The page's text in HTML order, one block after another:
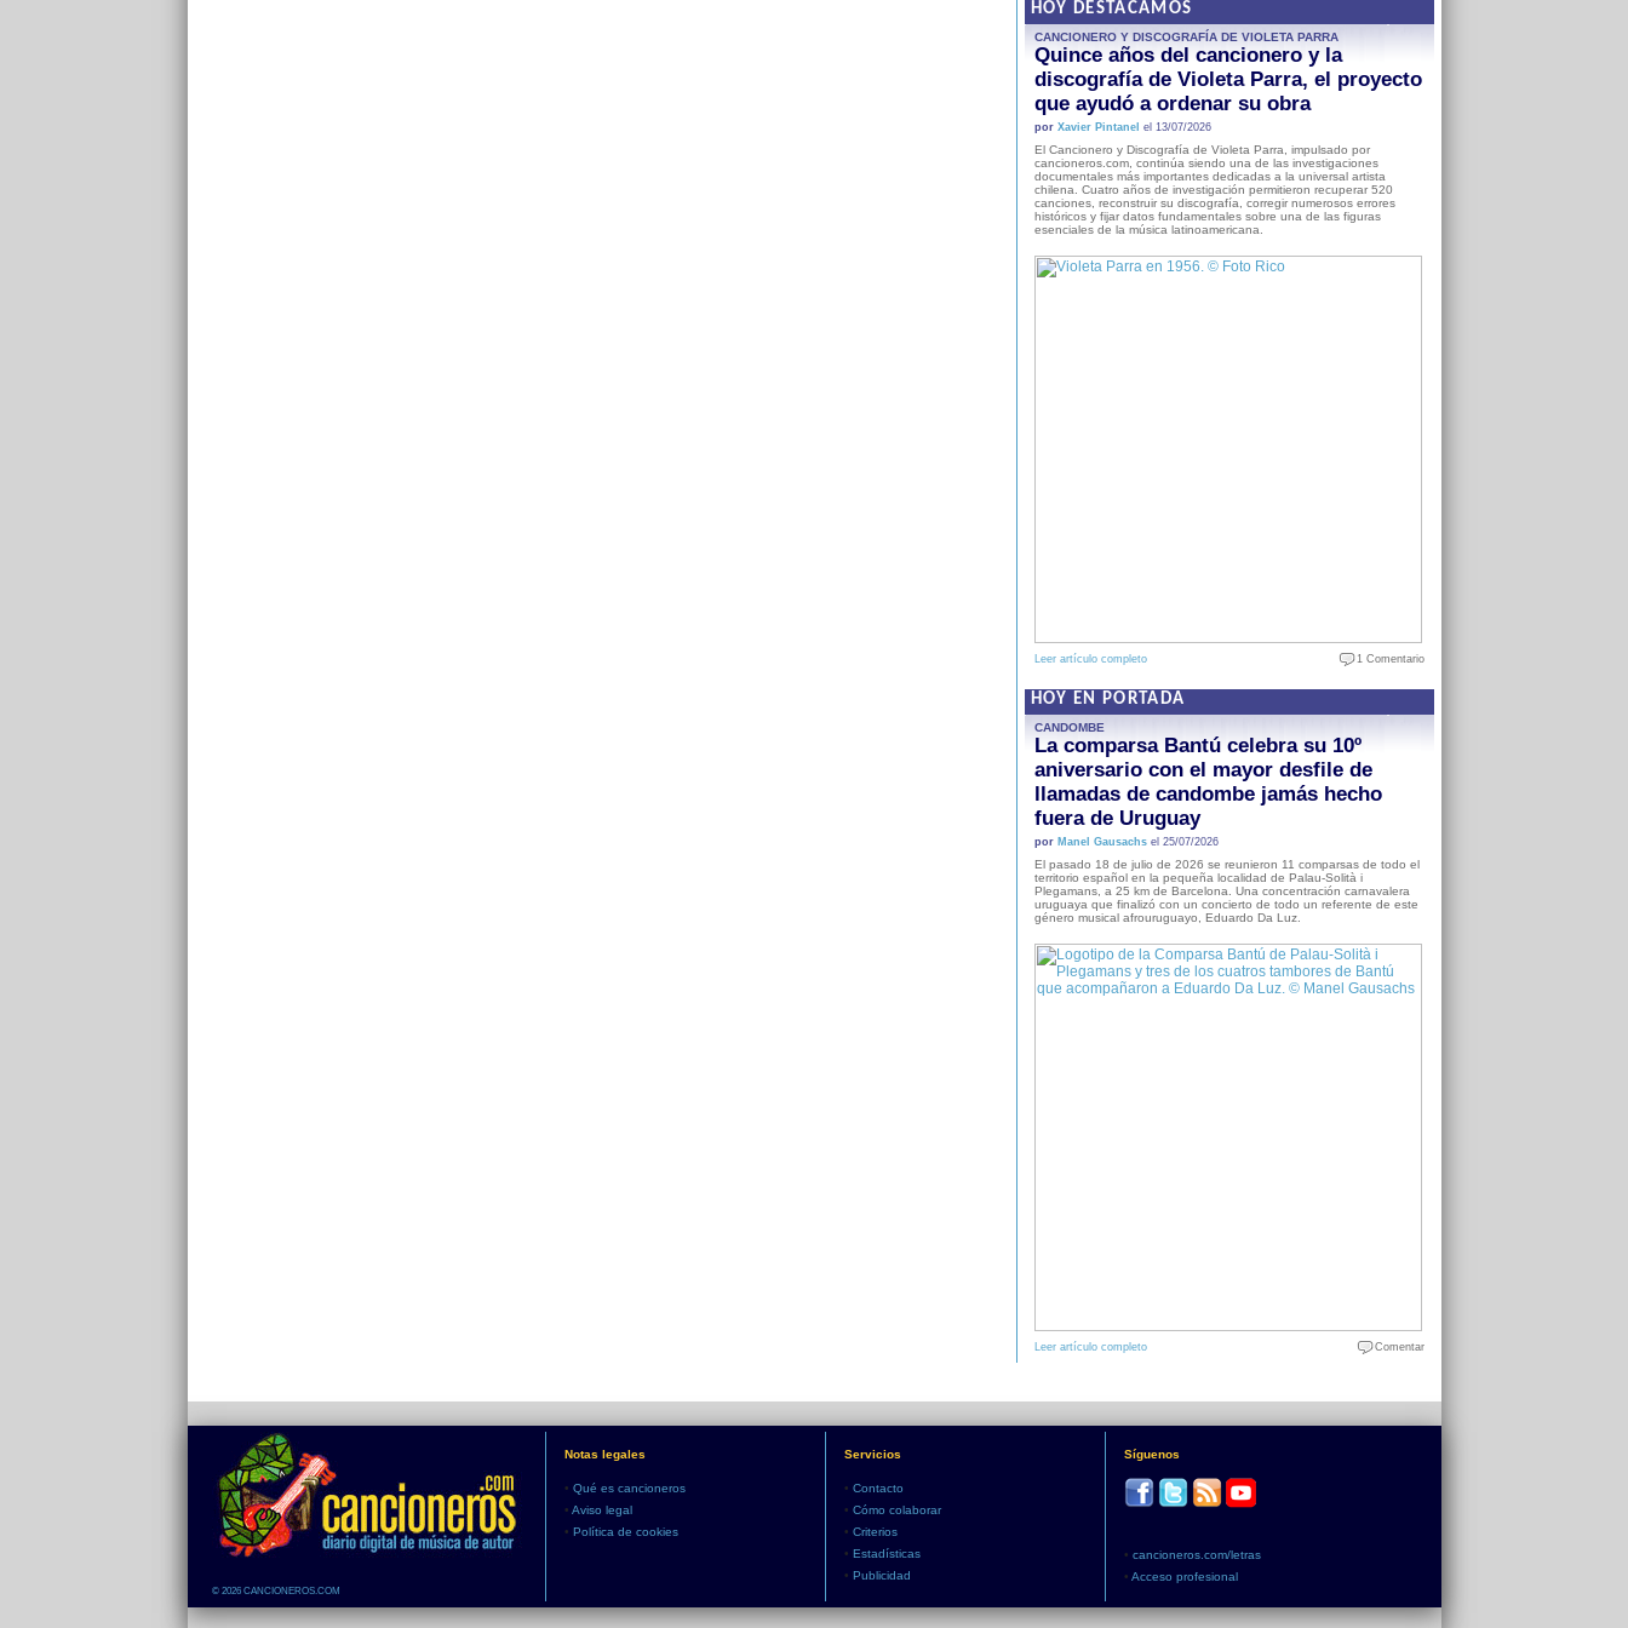
HOY DESTACAMOS
CANCIONERO Y DISCOGRAFÍA DE VIOLETA PARRA
Quince años del cancionero y la
discografía de Violeta Parra, el proyecto
que ayudó a ordenar su obra
por Xavier Pintanel el 13/07/2026
El Cancionero y Discografía de Violeta Parra, impulsado por
cancioneros.com, continúa siendo una de las investigaciones
documentales más importantes dedicadas a la universal artista
chilena. Cuatro años de investigación permitieron recuperar 520
canciones, reconstruir su discografía, corregir numerosos errores
históricos y fijar datos fundamentales sobre una de las figuras
esenciales de la música latinoamericana.
Leer artículo completo 1 Comentario
HOY EN PORTADA
CANDOMBE
La comparsa Bantú celebra su 10º
aniversario con el mayor desfile de
llamadas de candombe jamás hecho
fuera de Uruguay
por Manel Gausachsel 25/07/2026
El pasado 18 de julio de 2026 se reunieron 11 comparsas de todo el
territorio español en la pequeña localidad de Palau-Solità i
Plegamans, a 25 km de Barcelona. Una concentración carnavalera
uruguaya que finalizó con un concierto de todo un referente de este
género musical afrouruguayo, Eduardo Da Luz.
Leer artículo completo Comentar
© 2026 CANCIONEROS.COM
Notas legales
• Qué es cancioneros
• Aviso legal
• Política de cookies
Servicios
• Contacto
• Cómo colaborar
• Criterios
• Estadísticas
• Publicidad
Síguenos
• cancioneros.com/letras
• Acceso profesional